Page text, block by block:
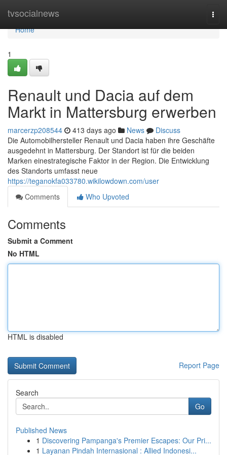
tvsocialnews
Home
Home
1
Renault und Dacia auf dem
Markt in Mattersburg erwerben
marcerzp208544 413 days ago News
Discuss
Die Automobilhersteller Renault und Dacia haben ihre Geschäfte
ausgedehnt in Mattersburg. Der Standort ist für die beiden
Marken einestrategische Faktor in der Region. Die Entwicklung
des Standorts umfasst neue
https://teganokfa033780.wikilowdown.com/user
Comments
Who Upvoted
Comments
Submit a Comment
No HTML
HTML is disabled
Report Page
Search
Go
Published News
1 Discovering Pampanga's Premier Escapes: Our Pri...
1 Layanan Pindah Internasional : Allied Indonesi...